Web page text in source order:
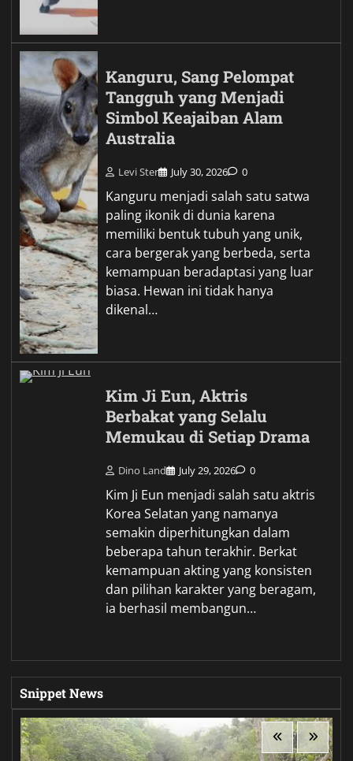
Kanguru, Sang Pelompat
Tangguh yang Menjadi
Simbol Keajaiban Alam
Australia
Levi Ster July 30, 2026 0
Kanguru menjadi salah satu satwa
paling ikonik di dunia karena
memiliki bentuk tubuh yang unik,
cara bergerak yang berbeda, serta
kemampuan beradaptasi yang luar
biasa. Hewan ini tidak hanya
dikenal…
Kim Ji Eun, Aktris
Berbakat yang Selalu
Memukau di Setiap Drama
Dino Land July 29, 2026 0
Kim Ji Eun menjadi salah satu aktris
Korea Selatan yang namanya
semakin diperhitungkan dalam
beberapa tahun terakhir. Berkat
kemampuan akting yang konsisten
dan pilihan karakter yang beragam,
ia berhasil membangun…
Snippet News